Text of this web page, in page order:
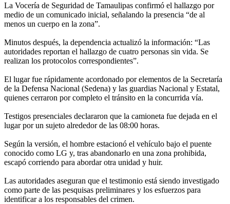
La Vocería de Seguridad de Tamaulipas confirmó el hallazgo por
medio de un comunicado inicial, señalando la presencia “de al
menos un cuerpo en la zona”.
Minutos después, la dependencia actualizó la información: “Las
autoridades reportan el hallazgo de cuatro personas sin vida. Se
realizan los protocolos correspondientes”.
El lugar fue rápidamente acordonado por elementos de la Secretaría
de la Defensa Nacional (Sedena) y las guardias Nacional y Estatal,
quienes cerraron por completo el tránsito en la concurrida vía.
Testigos presenciales declararon que la camioneta fue dejada en el
lugar por un sujeto alrededor de las 08:00 horas.
Según la versión, el hombre estacionó el vehículo bajo el puente
conocido como LG y, tras abandonarlo en una zona prohibida,
escapó corriendo para abordar otra unidad y huir.
Las autoridades aseguran que el testimonio está siendo investigado
como parte de las pesquisas preliminares y los esfuerzos para
identificar a los responsables del crimen.